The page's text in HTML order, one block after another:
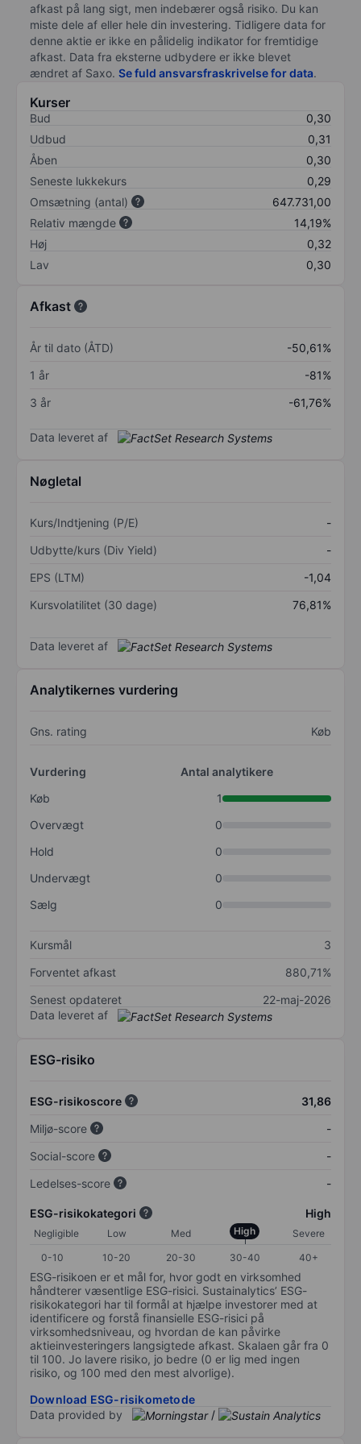
afkast på lang sigt, men indebærer også risiko. Du kan
miste dele af eller hele din investering. Tidligere data for
denne aktie er ikke en pålidelig indikator for fremtidige
afkast. Data fra eksterne udbydere er ikke blevet
ændret af Saxo. Se fuld ansvarsfraskrivelse for data.
Kurser
Bud
0,30
Udbud
0,31
Åben
0,30
Seneste lukkekurs
0,29
Omsætning (antal)
647.731,00
Relativ mængde
14,19%
Høj
0,32
Lav
0,30
Afkast
År til dato (ÅTD)
-50,61%
1 år
-81%
3 år
-61,76%
Data leveret af
Nøgletal
Kurs/Indtjening (P/E)
-
Udbytte/kurs (Div Yield)
-
EPS (LTM)
-1,04
Kursvolatilitet (30 dage)
76,81%
Data leveret af
Analytikernes vurdering
Gns. rating Køb
Vurdering
Antal analytikere
Køb
1
Overvægt
0
Hold
0
Undervægt
0
Sælg
0
Kursmål
3
Forventet afkast
880,71%
Senest opdateret
22-maj-2026
Data leveret af
ESG-risiko
ESG-risikoscore
31,86
Miljø-score
-
Social-score
-
Ledelses-score
-
ESG-risikokategori High
Negligible Low Med High
Severe
0-10
10-20 20-30 30-40 40+
ESG-risikoen er et mål for, hvor godt en virksomhed
håndterer væsentlige ESG-risici. Sustainalytics’ ESG-
risikokategori har til formål at hjælpe investorer med at
identificere og forstå finansielle ESG-risici på
virksomhedsniveau, og hvordan de kan påvirke
aktieinvesteringers langsigtede afkast. Skalaen går fra 0
til 100. Jo lavere risiko, jo bedre (0 er lig med ingen
risiko, og 100 med den mest alvorlige).
Download ESG-risikometode
Data provided by
/